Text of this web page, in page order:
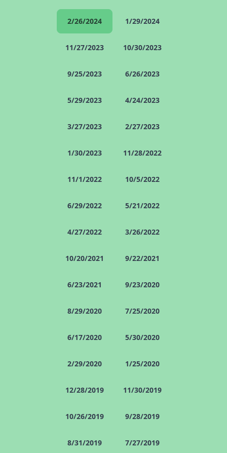
2/26/2024 1/29/2024
11/27/2023 10/30/2023
9/25/2023 6/26/2023
5/29/2023 4/24/2023
3/27/2023 2/27/2023
1/30/2023 11/28/2022
11/1/2022 10/5/2022
6/29/2022 5/21/2022
4/27/2022 3/26/2022
10/20/2021 9/22/2021
6/23/2021 9/23/2020
8/29/2020 7/25/2020
6/17/2020 5/30/2020
2/29/2020 1/25/2020
12/28/2019 11/30/2019
10/26/2019 9/28/2019
8/31/2019 7/27/2019